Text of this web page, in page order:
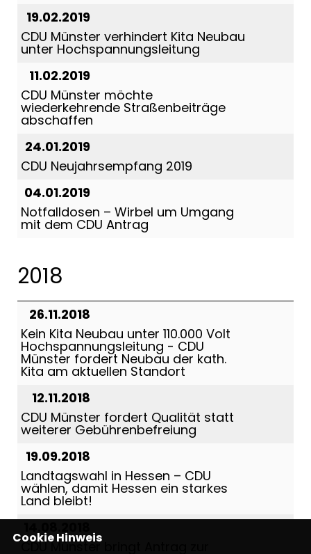
19.02.2019
CDU Münster verhindert Kita Neubau
unter Hochspannungsleitung
11.02.2019
CDU Münster möchte
wiederkehrende Straßenbeiträge
abschaffen
24.01.2019
CDU Neujahrsempfang 2019
04.01.2019
Notfalldosen – Wirbel um Umgang
mit dem CDU Antrag
2018
26.11.2018
Kein Kita Neubau unter 110.000 Volt
Hochspannungsleitung - CDU
Münster fordert Neubau der kath.
Kita am aktuellen Standort
12.11.2018
CDU Münster fordert Qualität statt
weiterer Gebührenbefreiung
19.09.2018
Landtagswahl in Hessen – CDU
wählen, damit Hessen ein starkes
Land bleibt!
CDU Münster bringt Antrag zur
Cookie Hinweis